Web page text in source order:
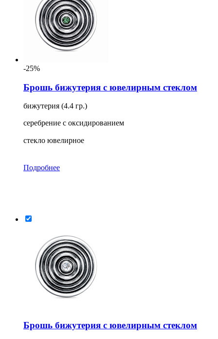
-25%
Брошь бижутерия с ювелирным стеклом
бижутерия (4.4 гр.)
серебрение с оксидированием
стекло ювелирное
Подробнее
Брошь бижутерия с ювелирным стеклом